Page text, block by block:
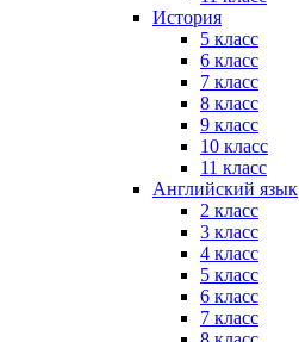
История
5 класс
6 класс
7 класс
8 класс
9 класс
10 класс
11 класс
Английский язык
2 класс
3 класс
4 класс
5 класс
6 класс
7 класс